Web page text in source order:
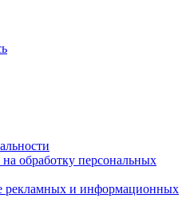
на обработку персональных
рекламных и информационных